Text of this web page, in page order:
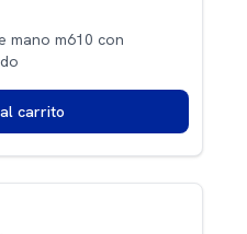
mano m610 con
carrito